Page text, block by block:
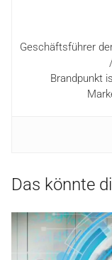
Geschäftsführer
Brandpunkt
Das könnte